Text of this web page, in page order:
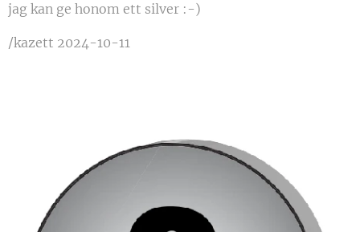
jag kan ge honom ett silver :-)
/kazett 2024-10-11